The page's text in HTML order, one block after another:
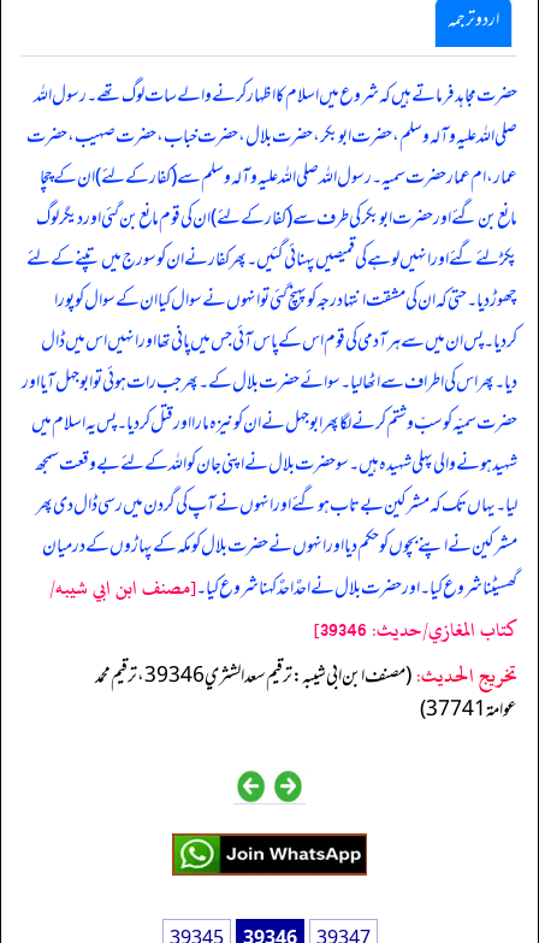
اردو ترجمہ
حضرت مجاہد فرماتے ہیں کہ شروع میں اسلام کا اظہار کرنے والے سات لوگ تھے۔ رسول اللہ
صلی اللہ علیہ وآلہ وسلم، حضرت ابوبکر، حضرت بلال، حضرت خباب، حضرت صہیب، حضرت
عمار، ام عمار حضرت سمیہ۔ رسول اللہ صلی اللہ علیہ وآلہ وسلم سے (کفار کے لئے) ان کے چچا
مانع بن گئے اور حضرت ابوبکر کی طرف سے (کفار کے لئے) ان کی قوم مانع بن گئی اور دیگر لوگ
پکڑ لئے گئے اور انہیں لوہے کی قمیصیں پہنائی گئیں۔ پھر کفار نے ان کو سورج میں تپنے کے لئے
چھوڑ دیا۔ حتی کہ ان کی مشقت انتہا درجہ کو پہنچ گئی تو انہوں نے سوال کیا ان کے سوال کو پورا
کردیا۔ پس ان میں سے ہر آدمی کی قوم اس کے پاس آئی جس میں پانی تھا اور انہیں اس میں ڈال
دیا۔ پھر اس کی اطراف سے اٹھا لیا۔ سوائے حضرت بلال کے۔ پھر جب رات ہوئی تو ابو جہل آیا اور
حضرت سمیّہ کو سبّ و شتم کرنے لگا پھر ابو جہل نے ان کو نیزہ مارا اور قتل کردیا۔ پس یہ اسلام میں
شہید ہونے والی پہلی شہیدہ ہیں۔ سو حضرت بلال نے اپنی جان کو اللہ کے لئے بےوقعت سمجھ
لیا۔ یہاں تک کہ مشرکین بےتاب ہوگئے اور انہوں نے آپ کی گردن میں رسی ڈال دی پھر
مشرکین نے اپنے بچوں کو حکم دیا اور انہوں نے حضرت بلال کو مکہ کے پہاڑوں کے درمیان
گھسیٹنا شروع کیا۔ اور حضرت بلال نے احدٌ احدٌ کہنا شروع کیا۔[مصنف ابن ابي شيبه/
كتاب المغازي/حدیث: 39346]
تخریج الحدیث:
(مصنف ابن ابي شيبه: ترقيم سعد الشثري 39346، ترقيم محمد
عوامة 37741)
39345 39346 39347